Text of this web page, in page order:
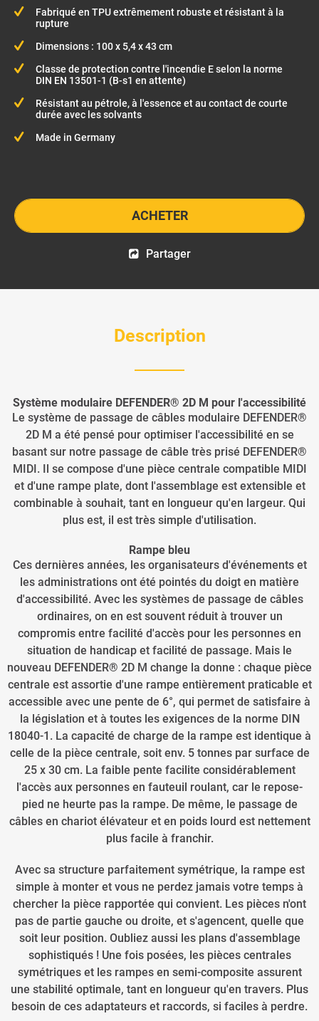
Fabriqué en TPU extrêmement robuste et résistant à la
rupture
Dimensions : 100 x 5,4 x 43 cm
Classe de protection contre l'incendie E selon la norme
DIN EN 13501-1 (B-s1 en attente)
Résistant au pétrole, à l'essence et au contact de courte
durée avec les solvants
Made in Germany
ACHETER
Partager
Description
Système modulaire DEFENDER® 2D M pour l'accessibilité
Le système de passage de câbles modulaire DEFENDER®
2D M a été pensé pour optimiser l'accessibilité en se
basant sur notre passage de câble très prisé DEFENDER®
MIDI. Il se compose d'une pièce centrale compatible MIDI
et d'une rampe plate, dont l'assemblage est extensible et
combinable à souhait, tant en longueur qu'en largeur. Qui
plus est, il est très simple d'utilisation.
Rampe bleu
Ces dernières années, les organisateurs d'événements et
les administrations ont été pointés du doigt en matière
d'accessibilité. Avec les systèmes de passage de câbles
ordinaires, on en est souvent réduit à trouver un
compromis entre facilité d'accès pour les personnes en
situation de handicap et facilité de passage. Mais le
nouveau DEFENDER® 2D M change la donne : chaque pièce
centrale est assortie d'une rampe entièrement praticable et
accessible avec une pente de 6°, qui permet de satisfaire à
la législation et à toutes les exigences de la norme DIN
18040-1. La capacité de charge de la rampe est identique à
celle de la pièce centrale, soit env. 5 tonnes par surface de
25 x 30 cm. La faible pente facilite considérablement
l'accès aux personnes en fauteuil roulant, car le repose-
pied ne heurte pas la rampe. De même, le passage de
câbles en chariot élévateur et en poids lourd est nettement
plus facile à franchir.
Avec sa structure parfaitement symétrique, la rampe est
simple à monter et vous ne perdez jamais votre temps à
chercher la pièce rapportée qui convient. Les pièces n'ont
pas de partie gauche ou droite, et s'agencent, quelle que
soit leur position. Oubliez aussi les plans d'assemblage
sophistiqués ! Une fois posées, les pièces centrales
symétriques et les rampes en semi-composite assurent
une stabilité optimale, tant en longueur qu'en travers. Plus
besoin de ces adaptateurs et raccords, si faciles à perdre.